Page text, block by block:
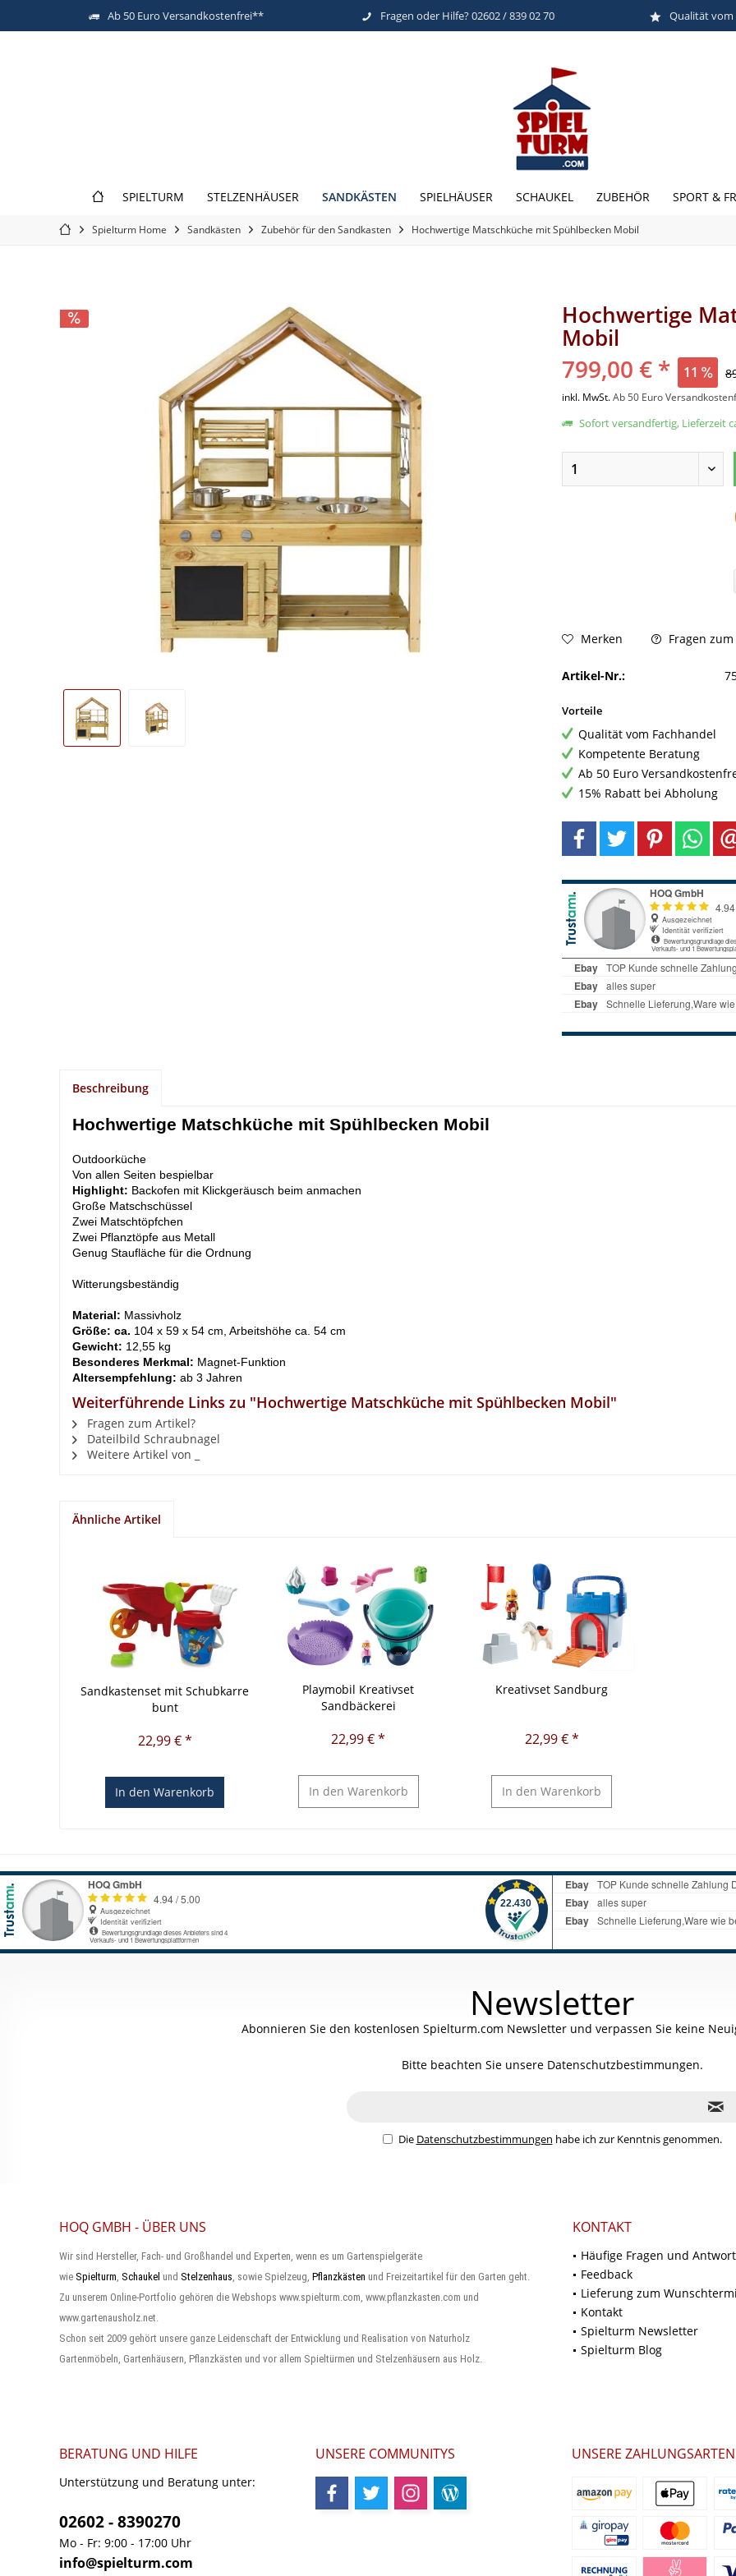
Ab 50 Euro Versandkostenfrei** Fragen oder Hilfe? 02602 / 839 02 70 Qualität vom
SPIELTURM STELZENHÄUSER SANDKÄSTEN SPIELHÄUSER SCHAUKEL ZUBEHÖR SPORT &
Spielturm Home Sandkästen Zubehör für den Sandkasten Hochwertige Matschküche mit Spühlbecken Mobil
Hochwertige
Mobil
799,00 € * 11
inkl. MwSt.Ab 50 Euro
Sofort versandfertig, Lieferzeit
Merken Fragen
Artikel-Nr.:
Vorteile
Qualität vom Fachhandel
Kompetente Beratung
Ab 50 Euro
15% Rabatt bei Abholung
Beschreibung
Hochwertige Matschküche mit Spühlbecken Mobil
Outdoorküche
Von allen Seiten bespielbar
Highlight: Backofen mit Klickgeräusch beim anmachen
Große Matschschüssel
Zwei Matschtöpfchen
Zwei Pflanztöpfe aus Metall
Genug Staufläche für die Ordnung
Witterungsbeständig
Material: Massivholz
Größe: ca. 104 x 59 x 54 cm, Arbeitshöhe ca. 54 cm
Gewicht: 12,55 kg
Besonderes Merkmal: Magnet-Funktion
Altersempfehlung: ab 3 Jahren
Weiterführende Links zu "Hochwertige Matschküche mit Spühlbecken Mobil"
Fragen zum Artikel?
Dateilbild Schraubnagel
Weitere Artikel von _
Ähnliche Artikel
Sandkastenset mit Schubkarre
bunt
22,99 € *
In den Warenkorb
Playmobil Kreativset
Sandbäckerei
22,99 € *
In den Warenkorb
Kreativset Sandburg
22,99 € *
In den Warenkorb
Newsletter
Abonnieren Sie den kostenlosen Spielturm.com Newsletter und verpassen Sie keine
Bitte beachten Sie unsere Datenschutzbestimmungen.
Die Datenschutzbestimmungen habe ich zur Kenntnis genommen.
HOQ GMBH - ÜBER UNS
Wir sind Hersteller, Fach- und Großhandel und Experten, wenn es um Gartenspielgeräte
wie Spielturm Schaukel und Stelzenhaus , sowie Spielzeug, Pflanzkästen und Freizeitartikel für den Garten geht.
Zu unserem Online-Portfolio gehören die Webshops www.spielturm.com, www.pflanzkasten.com und
www.gartenausholz.net.
Schon seit 2009 gehört unsere ganze Leidenschaft der Entwicklung und Realisation von Naturholz
Gartenmöbeln, Gartenhäusern, Pflanzkästen und vor allem Spieltürmen und Stelzenhäusern aus Holz.
KONTAKT
Häufige Fragen und
Feedback
Lieferung zum
Kontakt
Spielturm Newsletter
Spielturm Blog
BERATUNG UND HILFE
Unterstützung und Beratung unter:
02602 - 8390270
Mo - Fr: 9:00 - 17:00 Uhr
info@spielturm.com
UNSERE COMMUNITYS UNSERE ZAHLUNGSARTEN